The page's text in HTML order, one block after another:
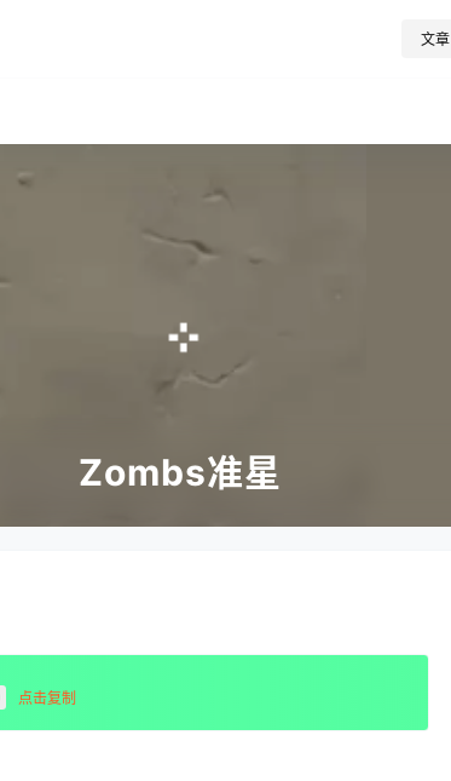
文章
Zombs准星
点击复制